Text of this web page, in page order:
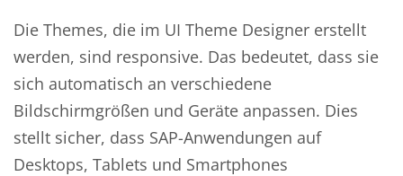
Die Themes, die im UI Theme Designer erstellt
werden, sind responsive. Das bedeutet, dass sie
sich automatisch an verschiedene
Bildschirmgrößen und Geräte anpassen. Dies
stellt sicher, dass SAP-Anwendungen auf
Desktops, Tablets und Smartphones